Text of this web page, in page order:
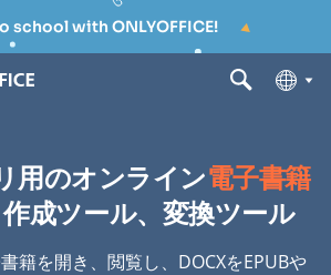
school with ONLYOFFICE!
用のオンライン電子書籍
成ツール、変換ツール
籍を開き、閲覧し、DOCXをEPUBや